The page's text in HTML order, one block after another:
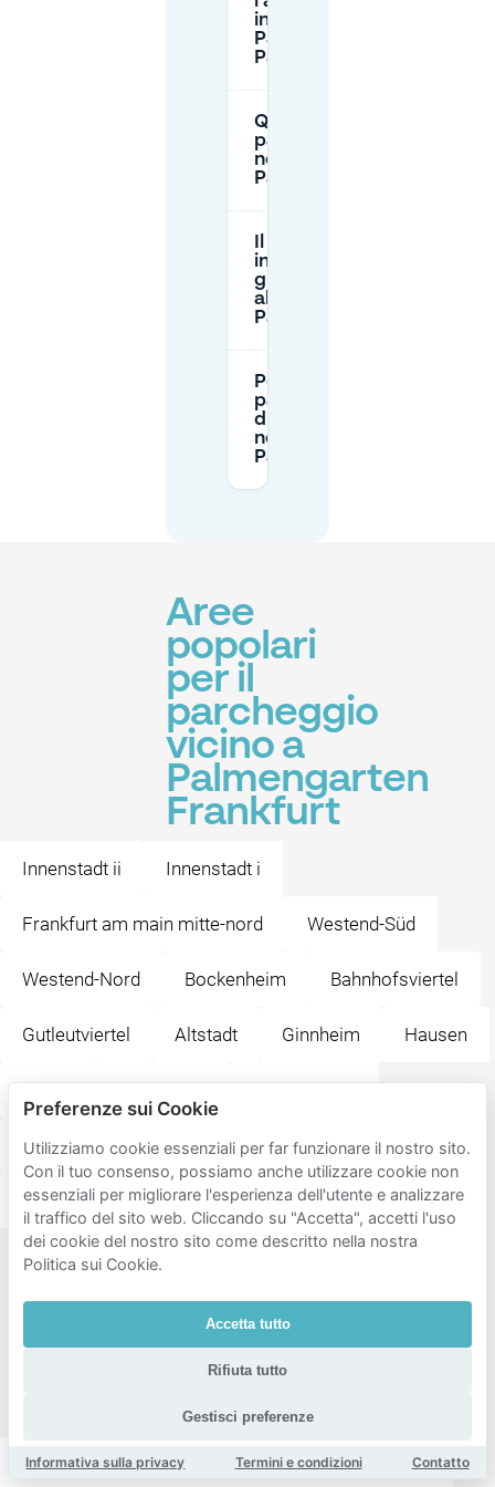
ingresso del
Parkhaus
Palmengarten?
Quanto costa
parcheggiare
nel Parkhaus
Palmengarten?
in strada è
gratuito vicino
al
Palmengarten?
Posso
parcheggiare
durante la
notte vicino al
Palmengarten?
Aree
popolari
per il
parcheggio
vicino a
Palmengarten
Frankfurt
Innenstadt ii Innenstadt i
Frankfurt am main mitte-nord Westend-Süd
Westend-Nord Bockenheim Bahnhofsviertel
Gutleutviertel Altstadt Ginnheim Hausen
Gallus Dornbusch Nordend-Ost
Sachsenhausen Bornheim Eckenheim
Ostend Rödelheim City West
popolari
vicino a
Palmengarten
Frankfurt
Grüneburgpark EXPERIMINTA ScienceCenter
Preferenze sui Cookie
Utilizziamo cookie essenziali per far funzionare il nostro sito.
Con il tuo consenso, possiamo anche utilizzare cookie non
essenziali per migliorare l'esperienza dell'utente e analizzare
il traffico del sito web. Cliccando su "Accetta", accetti l'uso
dei cookie del nostro sito come descritto nella nostra
Politica sui Cookie.
Accetta tutto
Rifiuta tutto
Gestisci preferenze
Informativa sulla privacy Termini e condizioni Contatto